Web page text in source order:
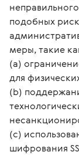
подобных
меры, такие
(а)
для
(b)
(c)
шифрования